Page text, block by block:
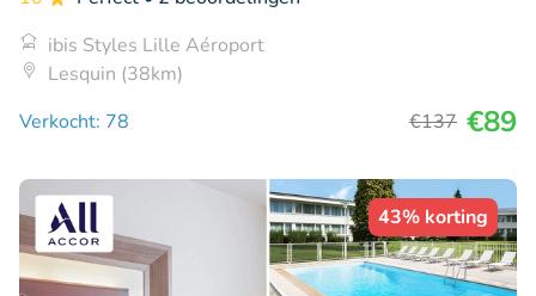
ibis Styles Lille Aéroport
Lesquin (38km)
Verkocht: 78
€137 €89
43% korting